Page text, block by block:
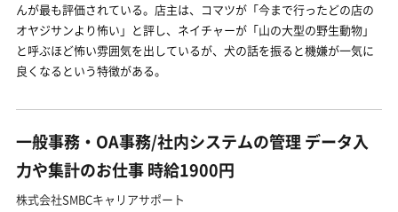
んが最も評価されている。店主は、コマツが「今まで行ったどの店の
オヤジサンより怖い」と評し、ネイチャーが「山の大型の野生動物」
と呼ぶほど怖い雰囲気を出しているが、犬の話を振ると機嫌が一気に
良くなるという特徴がある。
一般事務・OA事務/社内システムの管理 データ入
力や集計のお仕事 時給1900円
株式会社SMBCキャリアサポート